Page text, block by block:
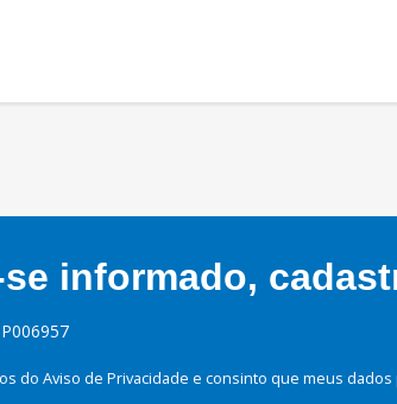
informado,
do Aviso de Privacidade e consinto que meus